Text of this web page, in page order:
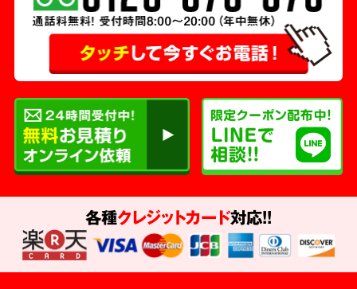
各種クレジットカード対応!!